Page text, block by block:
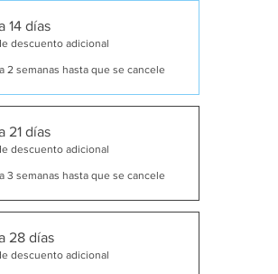
14 días
descuento adicional
2 semanas hasta que se cancele
21 días
descuento adicional
3 semanas hasta que se cancele
28 días
descuento adicional